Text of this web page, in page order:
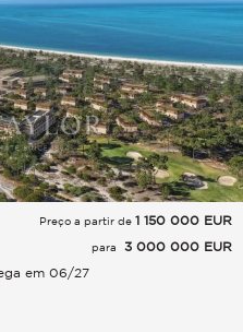
Preço a partir de 1 150 000 EUR
para
3 000 000 EUR
em 06/27